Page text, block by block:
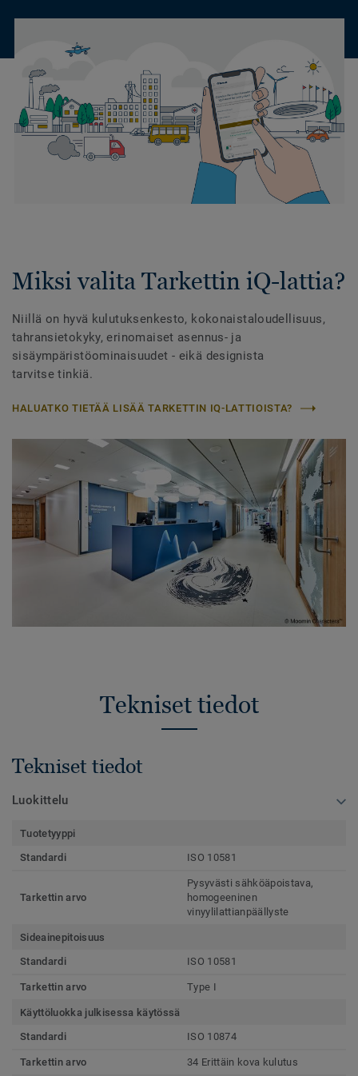
Miksi valita Tarkettin iQ-lattia?
Niillä on hyvä kulutuksenkesto, kokonaistaloudellisuus,
tahransietokyky, erinomaiset asennus- ja
sisäympäristöominaisuudet - eikä designista
tarvitse tinkiä.
HALUATKO TIETÄÄ LISÄÄ TARKETTIN IQ-LATTIOISTA?
Tekniset tiedot
Tekniset tiedot
Luokittelu
Tuotetyyppi
Standardi
ISO 10581
Tarkettin arvo
Pysyvästi sähköäpoistava,
homogeeninen
vinyylilattianpäällyste
Sideainepitoisuus
Standardi
ISO 10581
Tarkettin arvo Type I
Käyttöluokka julkisessa käytössä
Standardi
ISO 10874
Tarkettin arvo 34 Erittäin kova kulutus